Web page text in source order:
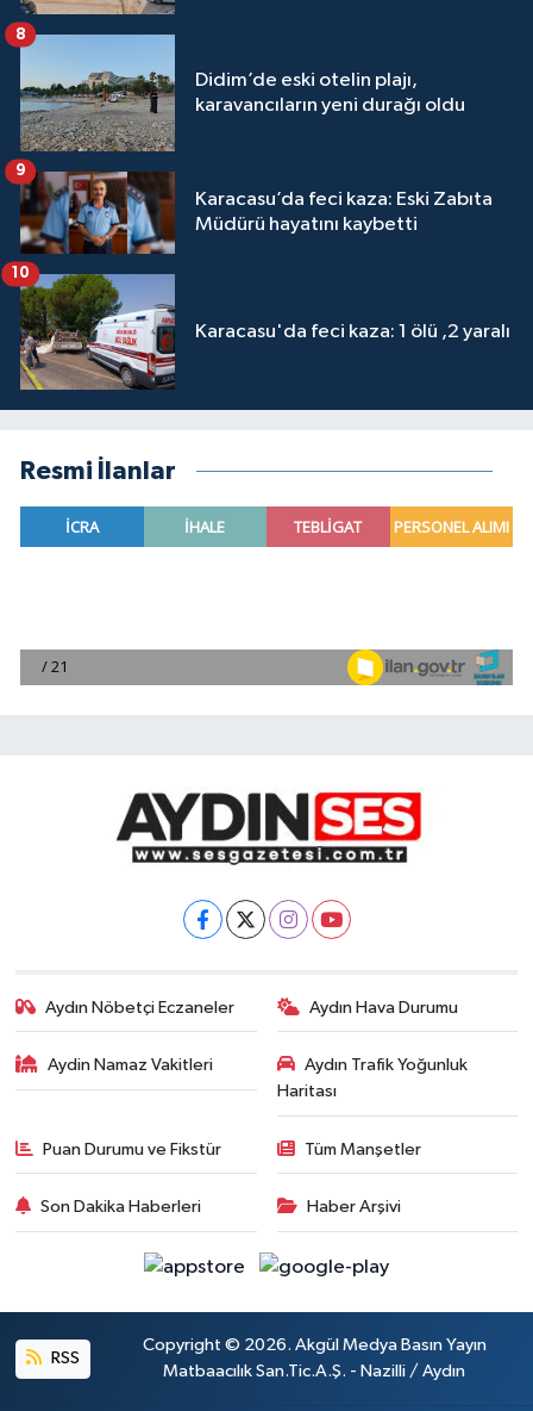
Didim’de eski otelin plajı,
karavancıların yeni durağı oldu
8
Karacasu’da feci kaza: Eski Zabıta
Müdürü hayatını kaybetti
9
Karacasu'da feci kaza: 1 ölü ,2 yaralı
10
Resmi İlanlar
Aydın Nöbetçi Eczaneler Aydın Hava Durumu
Aydin Namaz Vakitleri
Aydın Trafik Yoğunluk
Haritası
Puan Durumu ve Fikstür Tüm Manşetler
Son Dakika Haberleri Haber Arşivi
RSS
Copyright © 2026. Akgül Medya Basın Yayın
Matbaacılık San.Tic.A.Ş. - Nazilli / Aydın